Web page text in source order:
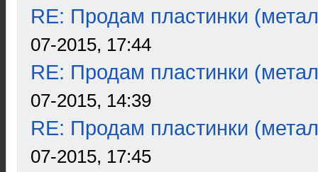
RE: Продам пластинки
07-2015, 17:44
RE: Продам пластинки
07-2015, 14:39
RE: Продам пластинки
07-2015, 17:45